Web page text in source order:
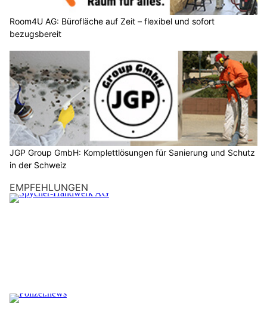
Room4U AG: Bürofläche auf Zeit – flexibel und sofort
bezugsbereit
JGP Group GmbH: Komplettlösungen für Sanierung und Schutz
in der Schweiz
EMPFEHLUNGEN